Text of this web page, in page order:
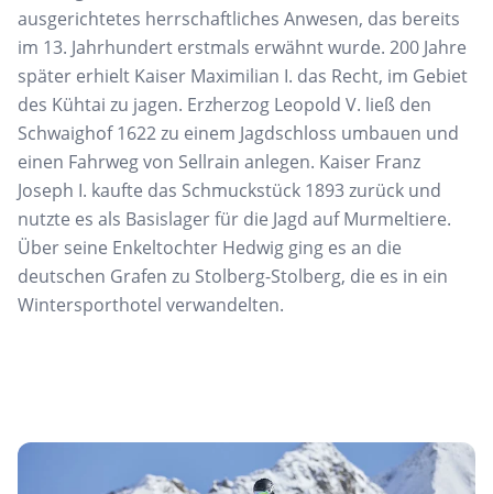
ausgerichtetes herrschaftliches Anwesen, das bereits
im 13. Jahrhundert erstmals erwähnt wurde. 200 Jahre
später erhielt Kaiser Maximilian I. das Recht, im Gebiet
des Kühtai zu jagen. Erzherzog Leopold V. ließ den
Schwaighof 1622 zu einem Jagdschloss umbauen und
einen Fahrweg von Sellrain anlegen. Kaiser Franz
Joseph I. kaufte das Schmuckstück 1893 zurück und
nutzte es als Basislager für die Jagd auf Murmeltiere.
Über seine Enkeltochter Hedwig ging es an die
deutschen Grafen zu Stolberg-Stolberg, die es in ein
Wintersporthotel verwandelten.